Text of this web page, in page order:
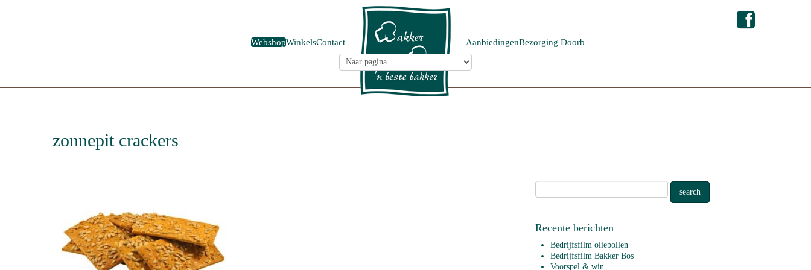
WebshopWinkelsContact AanbiedingenBezorging Doorb
zonnepit crackers
Recente berichten
Bedrijfsfilm oliebollen
Bedrijfsfilm Bakker Bos
Voorspel & win